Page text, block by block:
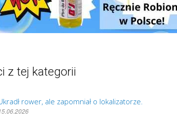
z tej kategorii
rower, ale zapomniał o lokalizatorze.